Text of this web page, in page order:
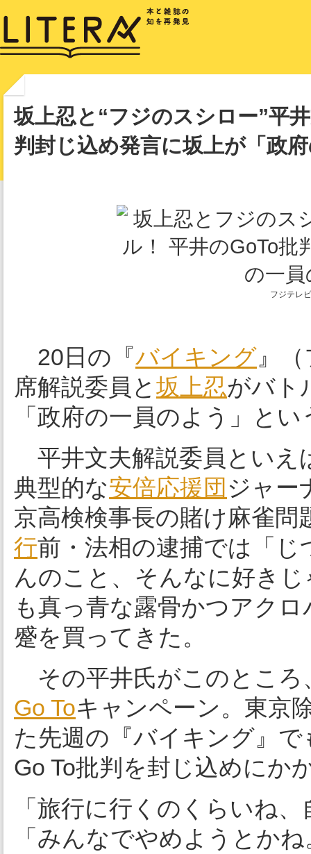
坂上忍と“フジのスシロー”平
判封じ込め発言に坂上が「政
フジテレ
20日の『バイキング 』
席解説委員と 坂上忍がバト
「政府の一員のよう」と
平井文夫解説委員といえ
典型的な安倍応援団 ジャー
京高検検事長の賭け麻雀
行前・法相の逮捕では「
んのこと、そんなに好き
も真っ青な露骨かつアク
蹙を買ってきた。
その平井氏がこのところ
Go Toキャンペーン。東京
た先週の『バイキング』
Go To批判を封じ込めにか
「旅行に行くのくらいね
「みんなでやめようとか